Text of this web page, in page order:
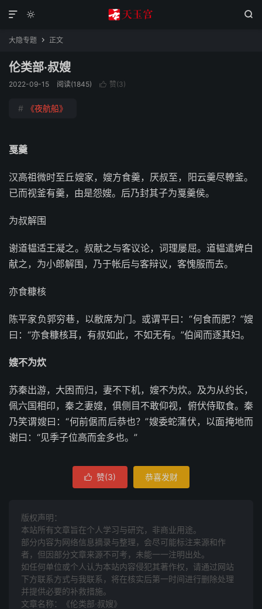
 

大隐专题  正文
伦类部·叔嫂
2022-09-15 阅读(1845)  赞(3)
# 《夜航船》
戛羹
汉高祖微时至丘嫂家，嫂方食羹，厌叔至，阳云羹尽轑釜。
已而视釜有羹，由是怨嫂。后乃封其子为戛羹侯。
为叔解围
谢道韫适王凝之。叔献之与客议论，词理屡屈。道韫遣婢白
献之，为小郎解围，乃于帐后与客辩议，客愧服而去。
亦食糠核
陈平家负郭穷巷，以敝席为门。或谓平曰：“何食而肥？”嫂
曰：“亦食糠核耳，有叔如此，不如无有。”伯闻而逐其妇。
嫂不为炊
苏秦出游，大困而归，妻不下机，嫂不为炊。及为从约长，
佩六国相印，秦之妻嫂，俱侧目不敢仰视，俯伏侍取食。秦
乃笑谓嫂曰：“何前倨而后恭也？”嫂委蛇蒲伏，以面掩地而
谢曰：“见季子位高而金多也。”
 赞(3) 恭喜发财
版权声明：
本站所有文章旨在个人学习与研究，非商业用途。
部分内容为网络信息摘录与整理，会尽可能标注来源和作
者，但因部分文章来源不可考，未能一一注明出处。
如任何单位或个人认为本站内容侵犯其著作权，请通过网站
下方联系方式与我联系​​，将在核实后第一时间进行删除处理
并提供必要的补救措施。
文章名称：《伦类部·叔嫂》